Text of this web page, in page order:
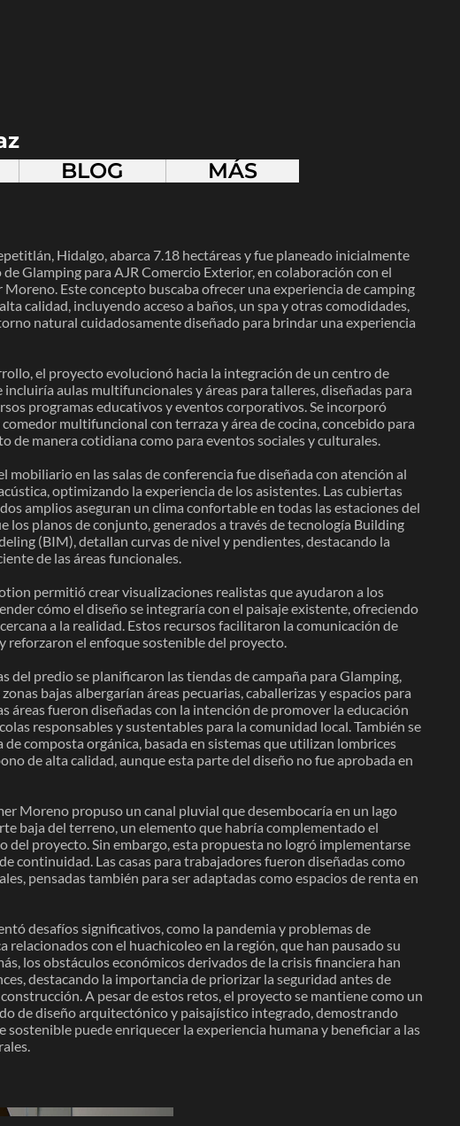
BLOG MÁS
Hidalgo, abarca 7.18 hectáreas y fue planeado inicialmente
Glamping para AJR Comercio Exterior, en colaboración con el
Este concepto buscaba ofrecer una experiencia de camping
calidad, incluyendo acceso a baños, un spa y otras comodidades,
natural cuidadosamente diseñado para brindar una experiencia
el proyecto evolucionó hacia la integración de un centro de
incluiría aulas multifuncionales y áreas para talleres, diseñadas para
programas educativos y eventos corporativos. Se incorporó
multifuncional con terraza y área de cocina, concebido para
de manera cotidiana como para eventos sociales y culturales.
mobiliario en las salas de conferencia fue diseñada con atención al
optimizando la experiencia de los asistentes. Las cubiertas
amplios aseguran un clima confortable en todas las estaciones del
los planos de conjunto, generados a través de tecnología Building
(BIM), detallan curvas de nivel y pendientes, destacando la
de las áreas funcionales.
permitió crear visualizaciones realistas que ayudaron a los
cómo el diseño se integraría con el paisaje existente, ofreciendo
a la realidad. Estos recursos facilitaron la comunicación de
reforzaron el enfoque sostenible del proyecto.
del predio se planificaron las tiendas de campaña para Glamping,
bajas albergarían áreas pecuarias, caballerizas y espacios para
áreas fueron diseñadas con la intención de promover la educación
responsables y sustentables para la comunidad local. También se
de composta orgánica, basada en sistemas que utilizan lombrices
de alta calidad, aunque esta parte del diseño no fue aprobada en
Moreno propuso un canal pluvial que desembocaría en un lago
baja del terreno, un elemento que habría complementado el
del proyecto. Sin embargo, esta propuesta no logró implementarse
continuidad. Las casas para trabajadores fueron diseñadas como
pensadas también para ser adaptadas como espacios de renta en
desafíos significativos, como la pandemia y problemas de
relacionados con el huachicoleo en la región, que han pausado su
los obstáculos económicos derivados de la crisis financiera han
destacando la importancia de priorizar la seguridad antes de
A pesar de estos retos, el proyecto se mantiene como un
de diseño arquitectónico y paisajístico integrado, demostrando
sostenible puede enriquecer la experiencia humana y beneficiar a las